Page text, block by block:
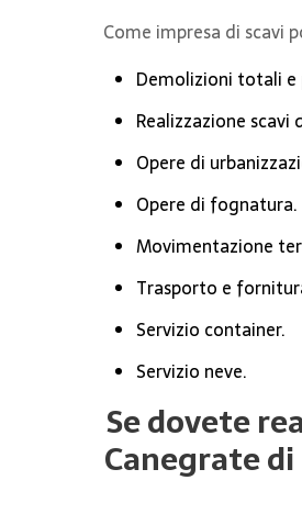
Come impresa di scavi
Demolizioni totali
Realizzazione scavi
Opere di
Opere di fognatura.
Movimentazione
Trasporto e
Servizio container.
Servizio neve.
Se dovete
Canegrate